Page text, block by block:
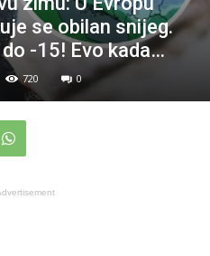
se obilan snijeg.
-15! Evo kada…
720 0